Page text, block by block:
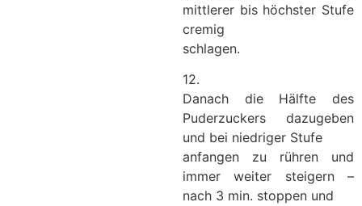
mittlerer bis höchster Stufe
cremig
schlagen.
12.
Danach die Hälfte des
Puderzuckers dazugeben
und bei niedriger Stufe
anfangen zu rühren und
immer weiter steigern –
nach 3 min. stoppen und